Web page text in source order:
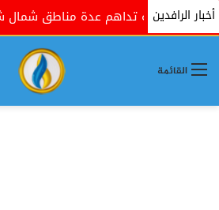
أخبار الرافدين
تداهم عدة مناطق شمال شرقي
القائمة